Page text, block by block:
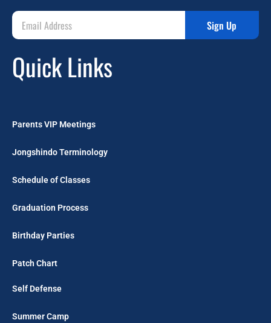
Sign Up
Quick Links
Parents VIP Meetings
Jongshindo Terminology
Schedule of Classes
Graduation Process
Birthday Parties
Patch Chart
Self Defense
Summer Camp